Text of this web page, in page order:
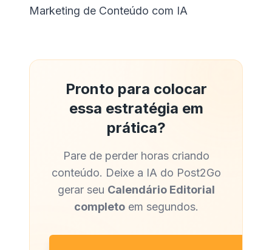
Marketing de Conteúdo com IA
Pronto para colocar
essa estratégia em
prática?
Pare de perder horas criando
conteúdo. Deixe a IA do Post2Go
gerar seu Calendário Editorial
completoem segundos.